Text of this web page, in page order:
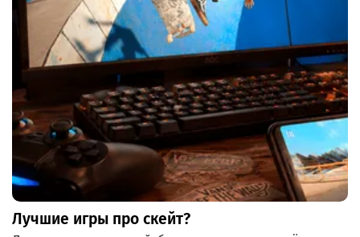
Лучшие игры про скейт?